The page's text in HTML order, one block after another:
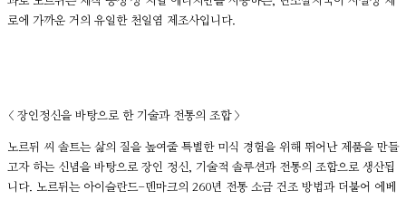
로에 가까운 거의 유일한 천일염 제조사입니다.
< 장인정신을 바탕으로 한 기술과 전통의 조합 >
노르뒤 씨 솔트는 삶의 질을 높여줄 특별한 미식 경험을 위해 뛰어난 제품을 만들
고자 하는 신념을 바탕으로 장인 정신, 기술적 솔루션과 전통의 조합으로 생산됩
니다. 노르뒤는 아이슬란드-덴마크의 260년 전통 소금 건조 방법과 더불어 에베